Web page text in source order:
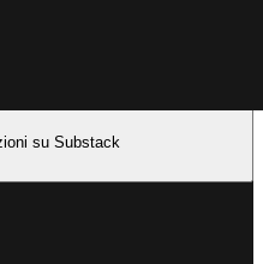
su Substack